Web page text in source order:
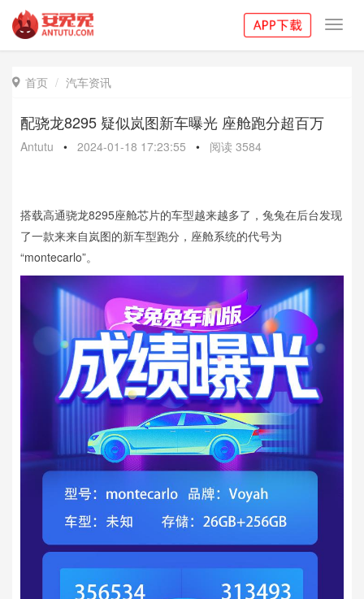
 首页 汽车资讯
配骁龙8295 疑似岚图新车曝光 座舱跑分超百万
Antutu • 2024-01-18 17:23:55 • 阅读 3584
搭载高通骁龙8295座舱芯片的车型越来越多了，兔兔在后台发现
了一款来来自岚图的新车型跑分，座舱系统的代号为
“montecarlo”。